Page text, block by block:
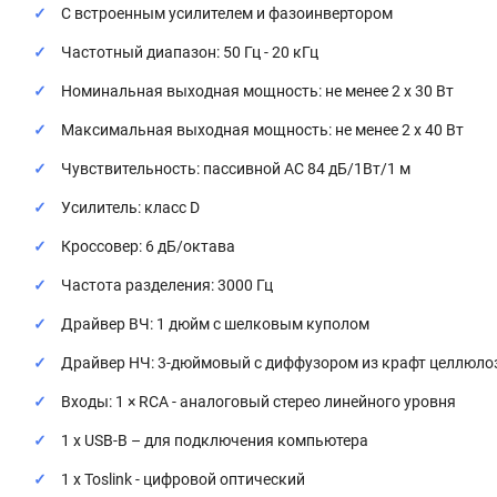
С встроенным усилителем и фазоинвертором
Частотный диапазон: 50 Гц - 20 кГц
Номинальная выходная мощность: не менее 2 x 30 Вт
Максимальная выходная мощность: не менее 2 х 40 Вт
Чувствительность: пассивной АС 84 дБ/1Вт/1 м
Усилитель: класс D
Кроссовер: 6 дБ/октава
Частота разделения: 3000 Гц
Драйвер ВЧ: 1 дюйм с шелковым куполом
Драйвер НЧ: 3-дюймовый с диффузором из крафт
Входы: 1 × RCA - аналоговый стерео линейного уровня
1 х USB-B – для подключения компьютера
1 x Toslink - цифровой оптический